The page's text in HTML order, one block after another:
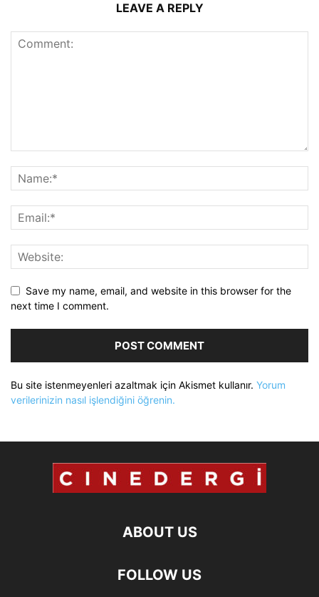
LEAVE A REPLY
Save my name, email, and website in this browser for the
next time I comment.
Bu site istenmeyenleri azaltmak için Akismet kullanır. Yorum
verilerinizin nasıl işlendiğini öğrenin.
ABOUT US
FOLLOW US